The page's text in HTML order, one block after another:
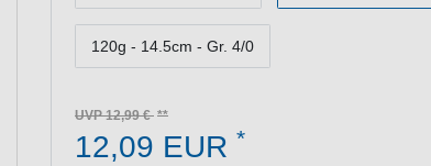
120g - 14.5cm - Gr. 4/0
UVP 12,99 €
12,09 EUR *